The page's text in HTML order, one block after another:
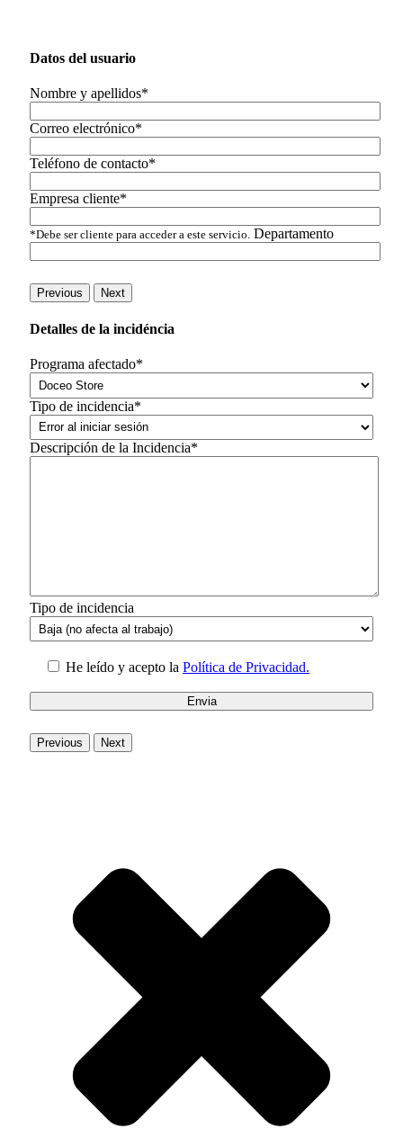
Datos del usuario
Nombre y apellidos*
Correo electrónico*
Teléfono de contacto*
Empresa cliente*
*Debe ser cliente para acceder a este servicio. Departamento
Previous Next
Detalles de la incidéncia
Programa afectado*
Tipo de incidencia*
Descripción de la Incidencia*
Tipo de incidencia
He leído y acepto la Política de Privacidad.
Previous Next